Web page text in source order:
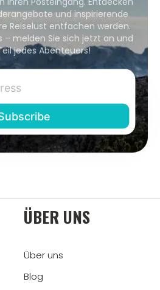
und inspirierende
Reiselust entfachen werden.
– melden Sie sich jetzt an und
jedes Abenteuers!
ÜBER UNS
Über uns
Blog